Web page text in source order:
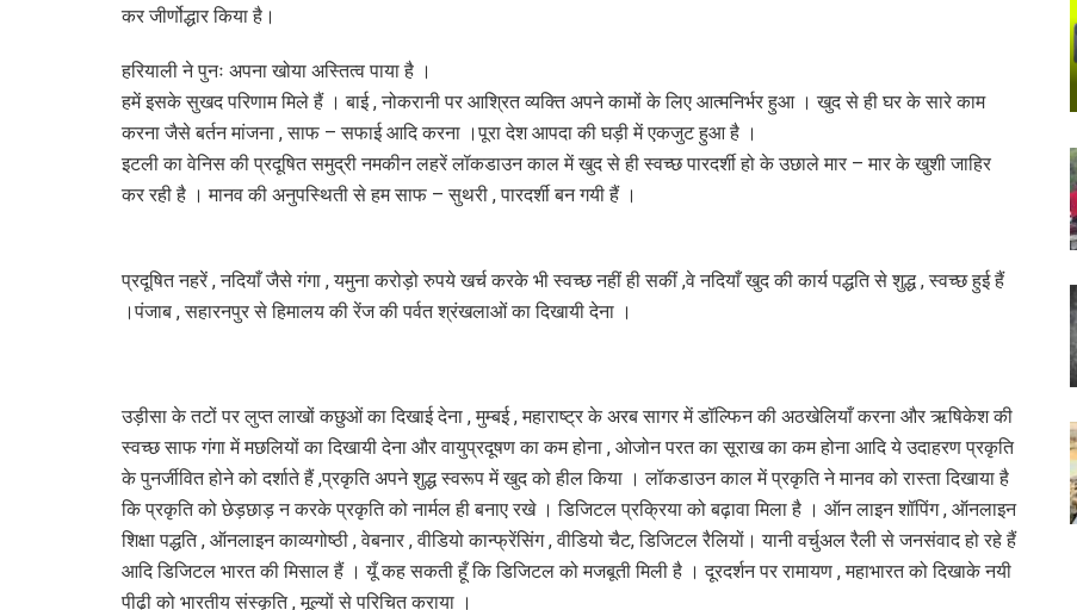
कर जीर्णोद्धार किया है।
हरियाली ने पुनः अपना खोया अस्तित्व पाया है ।
हमें इसके सुखद परिणाम मिले हैं । बाई , नोकरानी पर आश्रित व्यक्ति अपने कामों के लिए आत्मनिर्भर हुआ । खुद से ही घर के सारे काम
करना जैसे बर्तन मांजना , साफ – सफाई आदि करना ।पूरा देश आपदा की घड़ी में एकजुट हुआ है ।
इटली का वेनिस की प्रदूषित समुद्री नमकीन लहरें लॉकडाउन काल में खुद से ही स्वच्छ पारदर्शी हो के उछाले मार – मार के खुशी जाहिर
कर रही है । मानव की अनुपस्थिती से हम साफ – सुथरी , पारदर्शी बन गयी हैं ।
प्रदूषित नहरें , नदियाँ जैसे गंगा , यमुना करोड़ो रुपये खर्च करके भी स्वच्छ नहीं ही सकीं ,वे नदियाँ खुद की कार्य पद्धति से शुद्ध , स्वच्छ हुई हैं
।पंजाब , सहारनपुर से हिमालय की रेंज की पर्वत श्रंखलाओं का दिखायी देना ।
उड़ीसा के तटों पर लुप्त लाखों कछुओं का दिखाई देना , मुम्बई , महाराष्ट्र के अरब सागर में डॉल्फिन की अठखेलियाँ करना और ऋषिकेश की
स्वच्छ साफ गंगा में मछलियों का दिखायी देना और वायुप्रदूषण का कम होना , ओजोन परत का सूराख का कम होना आदि ये उदाहरण प्रकृति
के पुनर्जीवित होने को दर्शाते हैं ,प्रकृति अपने शुद्ध स्वरूप में खुद को हील किया । लॉकडाउन काल में प्रकृति ने मानव को रास्ता दिखाया है
कि प्रकृति को छेड़छाड़ न करके प्रकृति को नार्मल ही बनाए रखे । डिजिटल प्रक्रिया को बढ़ावा मिला है । ऑन लाइन शॉपिंग , ऑनलाइन
शिक्षा पद्धति , ऑनलाइन काव्यगोष्ठी , वेबनार , वीडियो कान्फ्रेंसिंग , वीडियो चैट, डिजिटल रैलियों। यानी वर्चुअल रैली से जनसंवाद हो रहे हैं
आदि डिजिटल भारत की मिसाल हैं । यूँ कह सकती हूँ कि डिजिटल को मजबूती मिली है । दूरदर्शन पर रामायण , महाभारत को दिखाके नयी
पीढ़ी को भारतीय संस्कृति , मूल्यों से परिचित कराया ।